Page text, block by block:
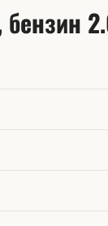
бензин